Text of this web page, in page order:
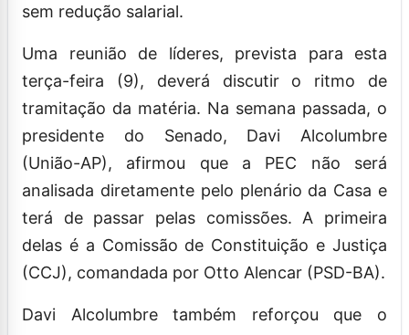
sem redução salarial.
Uma reunião de líderes, prevista para esta
terça-feira (9), deverá discutir o ritmo de
tramitação da matéria. Na semana passada, o
presidente do Senado, Davi Alcolumbre
(União-AP), afirmou que a PEC não será
analisada diretamente pelo plenário da Casa e
terá de passar pelas comissões. A primeira
delas é a Comissão de Constituição e Justiça
(CCJ), comandada por Otto Alencar (PSD-BA).
Davi Alcolumbre também reforçou que o